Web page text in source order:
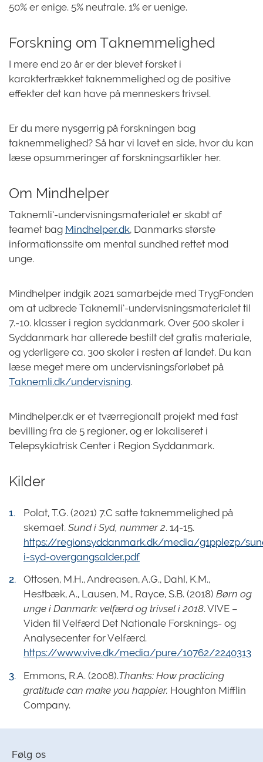
50% er enige. 5% neutrale. 1% er uenige.
Forskning om Taknemmelighed
I mere end 20 år er der blevet forsket i
karaktertrækket taknemmelighed og de positive
effekter det kan have på menneskers trivsel.
Er du mere nysgerrig på forskningen bag
taknemmelighed? Så har vi lavet en side, hvor du kan
læse opsummeringer af forskningsartikler her.
Om Mindhelper
Taknemli’-undervisningsmaterialet er skabt af
teamet bag Mindhelper.dk, Danmarks største
informationssite om mental sundhed rettet mod
unge.
Mindhelper indgik 2021 samarbejde med TrygFonden
om at udbrede Taknemli’-undervisningsmaterialet til
7.-10. klasser i region syddanmark. Over 500 skoler i
Syddanmark har allerede bestilt det gratis materiale,
og yderligere ca. 300 skoler i resten af landet. Du kan
læse meget mere om undervisningsforløbet på
Taknemli.dk/undervisning.
Mindhelper.dk er et tværregionalt projekt med fast
bevilling fra de 5 regioner, og er lokaliseret i
Telepsykiatrisk Center i Region Syddanmark.
Kilder
Polat, T.G. (2021) 7.C satte taknemmelighed på
skemaet. Sund i Syd, nummer 2. 14-15.
https://regionsyddanmark.dk/media/g1pplezp/
i-syd-overgangsalder.pdf
Ottosen, M.H., Andreasen, A.G., Dahl, K.M.,
Hestbæk, A., Lausen, M., Rayce, S.B. (2018) Børn og
unge i Danmark: velfærd og trivsel i 2018. VIVE –
Viden til Velfærd Det Nationale Forsknings- og
Analysecenter for Velfærd.
https://www.vive.dk/media/pure/10762/2240313
Emmons, R.A. (2008).Thanks: How practicing
gratitude can make you happier. Houghton Mifflin
Company.
Følg os